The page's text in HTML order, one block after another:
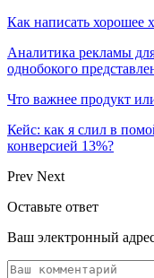
Как написать хорошее
Аналитика рекламы
однобокого
Что важнее продукт
Кейс: как я слил в
конверсией 13%?
Prev Next
Оставьте ответ
Ваш электронный